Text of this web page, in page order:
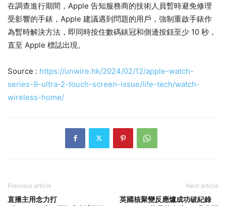
在調查進行期間，Apple 告知服務商的技術人員暫時避免修理
受影響的手錶，Apple 建議遇到問題的用戶，強制重啟手錶作
為暫時解決方法，即同時按住數碼錶冠和側邊按鈕至少 10 秒，
直至 Apple 標誌出現。
Source : https://unwire.hk/2024/02/12/apple-watch-
series-9-ultra-2-touch-screen-issue/life-tech/watch-
wireless-home/
Previous article
直播主用念力打
Next article
英國核聚變反應爐成功破紀錄